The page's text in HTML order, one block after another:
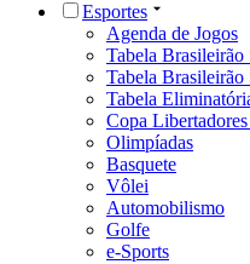
Esportes
Agenda de Jogos
Tabela Brasileirão
Tabela Brasileirão
Tabela
Copa
Olimpíadas
Basquete
Vôlei
Automobilismo
Golfe
e-Sports